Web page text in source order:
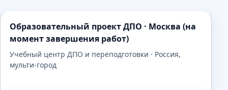
Образовательный проект ДПО · Москва (на
момент завершения работ)
Учебный центр ДПО и переподготовки · Россия,
мульти-город